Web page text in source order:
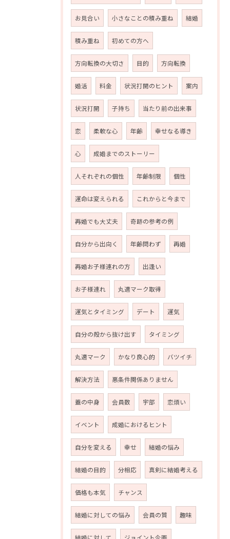
お見合い 小さなことの積み重ね 結婚
積み重ね 初めての方へ
方向転換の大切さ 目的 方向転換
婚活 料金 状況打開のヒント 案内
状況打開 子持ち 当たり前の出来事
恋 柔軟な心 年齢 幸せなる導き
心 成婚までのストーリー
人それぞれの個性 年齢制限 個性
運命は変えられる これからと今まで
再婚でも大丈夫 奇跡の参考の例
自分から出向く 年齢問わず 再婚
再婚お子様連れの方 出逢い
お子様連れ 丸適マーク取得
運気とタイミング デート 運気
自分の殻から抜け出す タイミング
丸適マーク かなり良心的 バツイチ
解決方法 悪条件関係ありません
蓋の中身 会員数 宇部 恋煩い
イベント 成婚におけるヒント
自分を変える 幸せ 結婚の悩み
結婚の目的 分相応 真剣に結婚考える
価格も本気 チャンス
結婚に対しての悩み 会員の質 趣味